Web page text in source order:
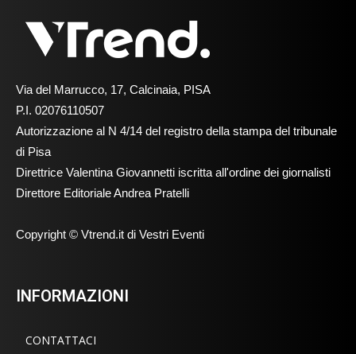
Via del Marrucco, 17, Calcinaia, PISA
P.I. 02076110507
Autorizzazione al N 4/14 del registro della stampa del tribunale
di Pisa
Direttrice Valentina Giovannetti iscritta all'ordine dei giornalisti
Direttore Editoriale Andrea Pratelli
Copyright © Vtrend.it di Vestri Eventi
INFORMAZIONI
CONTATTACI